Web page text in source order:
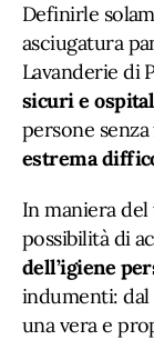
Definirle
asciugatura
Lavanderie di
sicuri e
persone
estrema
In maniera
possibilità di
dell’igiene
indumenti:
una vera e